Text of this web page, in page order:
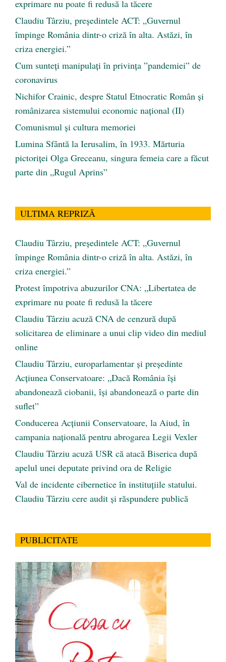
exprimare nu poate fi redusă la tăcere
Claudiu Târziu, președintele ACT: „Guvernul
împinge România dintr-o criză în alta. Astăzi, în
criza energiei.”
Cum sunteți manipulați în privința ”pandemiei” de
coronavirus
Nichifor Crainic, despre Statul Etnocratic Român şi
românizarea sistemului economic naţional (II)
Comunismul şi cultura memoriei
Lumina Sfântă la Ierusalim, în 1933. Mărturia
pictoriței Olga Greceanu, singura femeia care a făcut
parte din „Rugul Aprins”
ULTIMA REPRIZĂ
Claudiu Târziu, președintele ACT: „Guvernul
împinge România dintr-o criză în alta. Astăzi, în
criza energiei.”
Protest împotriva abuzurilor CNA: „Libertatea de
exprimare nu poate fi redusă la tăcere
Claudiu Târziu acuză CNA de cenzură după
solicitarea de eliminare a unui clip video din mediul
online
Claudiu Târziu, europarlamentar și președinte
Acțiunea Conservatoare: „Dacă România își
abandonează ciobanii, își abandonează o parte din
suflet”
Conducerea Acțiunii Conservatoare, la Aiud, în
campania națională pentru abrogarea Legii Vexler
Claudiu Târziu acuză USR că atacă Biserica după
apelul unei deputate privind ora de Religie
Val de incidente cibernetice în instituțiile statului.
Claudiu Târziu cere audit și răspundere publică
PUBLICITATE